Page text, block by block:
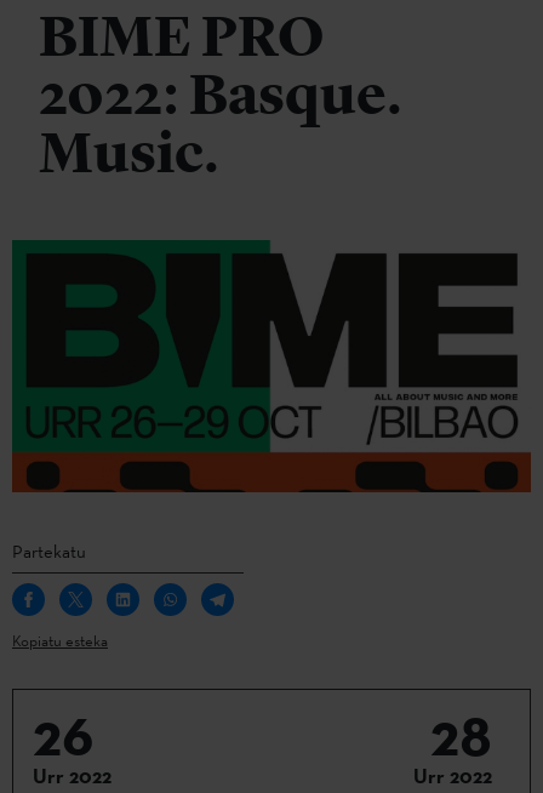
BIME PRO
2022: Basque.
Music.
Partekatu
Kopiatu esteka
26
Urr 2022
28
Urr 2022